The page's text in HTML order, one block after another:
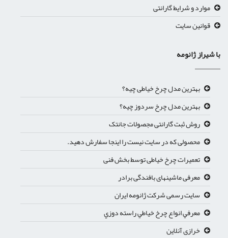
موارد و شرایط گارانتی
قوانین سایت
با شیراز ژانومه
بهترین مدل چرخ خیاطی چیه؟
بهترین مدل چرخ سردوز چیه؟
روش ثبت گارانتی مجصولات جانتک
محصولی که در سایت نیست را اینجا سفارش دهید.
تعمیرات چرخ خیاطی توسط بخش فنی
معرفی ماشینهای بافندگی برادر
سایت رسمی شرکت ژانومه ایران
معرفي انواع چرخ خياطي راسته دوزي
خرازی آنلاین